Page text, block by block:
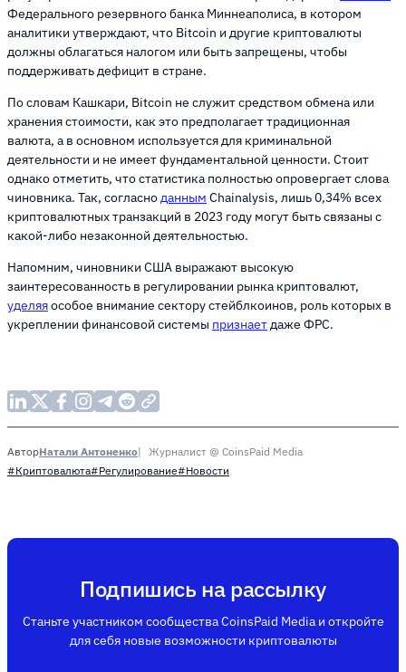
Федерального резервного банка Миннеаполиса, в котором
аналитики утверждают, что Bitcoin и другие криптовалюты
должны облагаться налогом или быть запрещены, чтобы
поддерживать дефицит в стране.
По словам Кашкари, Bitcoin не служит средством обмена или
хранения стоимости, как это предполагает традиционная
валюта, а в основном используется для криминальной
деятельности и не имеет фундаментальной ценности. Стоит
однако отметить, что статистика полностью опровергает слова
чиновника. Так, согласноданным Chainalysis, лишь 0,34% всех
криптовалютных транзакций в 2023 году могут быть связаны с
какой-либо незаконной деятельностью.
Напомним, чиновники США выражают высокую
заинтересованность в регулировании рынка криптовалют,
уделяяособое внимание сектору стейблкоинов, роль которых в
укреплении финансовой системы признаетдаже ФРС.
АвторНатали Антоненко
Журналист @ CoinsPaid Media
#Криптовалюта#Регулирование#Новости
Подпишись на рассылку
Станьте участником сообщества CoinsPaid Media и откройте
для себя новые возможности криптовалюты